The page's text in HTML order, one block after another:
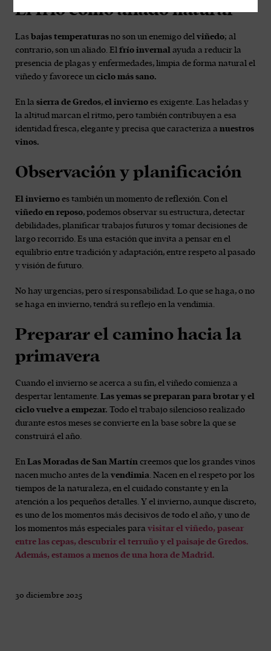
El frío como aliado natural
Las bajas temperaturas no son un enemigo del viñedo; al
contrario, son un aliado. El frío invernal ayuda a reducir la
presencia de plagas y enfermedades, limpia de forma natural el
viñedo y favorece un ciclo más sano.
En la sierra de Gredos, el invierno es exigente. Las heladas y
la altitud marcan el ritmo, pero también contribuyen a esa
identidad fresca, elegante y precisa que caracteriza a nuestros
vinos.
Observación y planificación
El invierno es también un momento de reflexión. Con el
viñedo en reposo, podemos observar su estructura, detectar
debilidades, planificar trabajos futuros y tomar decisiones de
largo recorrido. Es una estación que invita a pensar en el
equilibrio entre tradición y adaptación, entre respeto al pasado
y visión de futuro.
No hay urgencias, pero sí responsabilidad. Lo que se haga, o no
se haga en invierno, tendrá su reflejo en la vendimia.
Preparar el camino hacia la
primavera
Cuando el invierno se acerca a su fin, el viñedo comienza a
despertar lentamente. Las yemas se preparan para brotar y el
ciclo vuelve a empezar. Todo el trabajo silencioso realizado
durante estos meses se convierte en la base sobre la que se
construirá el año.
En Las Moradas de San Martín creemos que los grandes vinos
nacen mucho antes de la vendimia. Nacen en el respeto por los
tiempos de la naturaleza, en el cuidado constante y en la
atención a los pequeños detalles. Y el invierno, aunque discreto,
es uno de los momentos más decisivos de todo el año, y uno de
los momentos más especiales para visitar el viñedo, pasear
entre las cepas, descubrir el terruño y el paisaje de Gredos.
Además, estamos a menos de una hora de Madrid.
30 diciembre 2025